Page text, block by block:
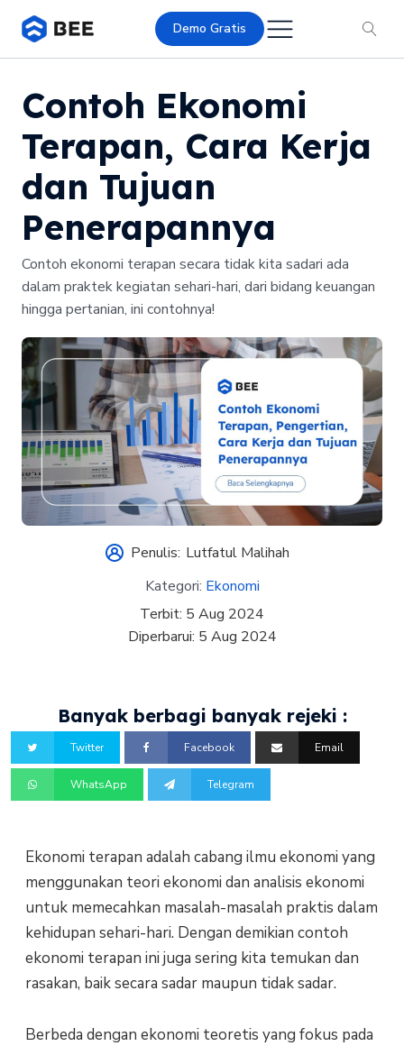
Demo Gratis
Contoh Ekonomi
Terapan, Cara Kerja
dan Tujuan
Penerapannya
Contoh ekonomi terapan secara tidak kita sadari ada
dalam praktek kegiatan sehari-hari, dari bidang keuangan
hingga pertanian, ini contohnya!
Penulis: Lutfatul Malihah
Kategori: Ekonomi
Terbit: 5 Aug 2024
Diperbarui: 5 Aug 2024
Banyak berbagi banyak rejeki :
Twitter Facebook Email
WhatsApp Telegram
Ekonomi terapan adalah cabang ilmu ekonomi yang
menggunakan teori ekonomi dan analisis ekonomi
untuk memecahkan masalah-masalah praktis dalam
kehidupan sehari-hari. Dengan demikian contoh
ekonomi terapan ini juga sering kita temukan dan
rasakan, baik secara sadar maupun tidak sadar.
Berbeda dengan ekonomi teoretis yang fokus pada